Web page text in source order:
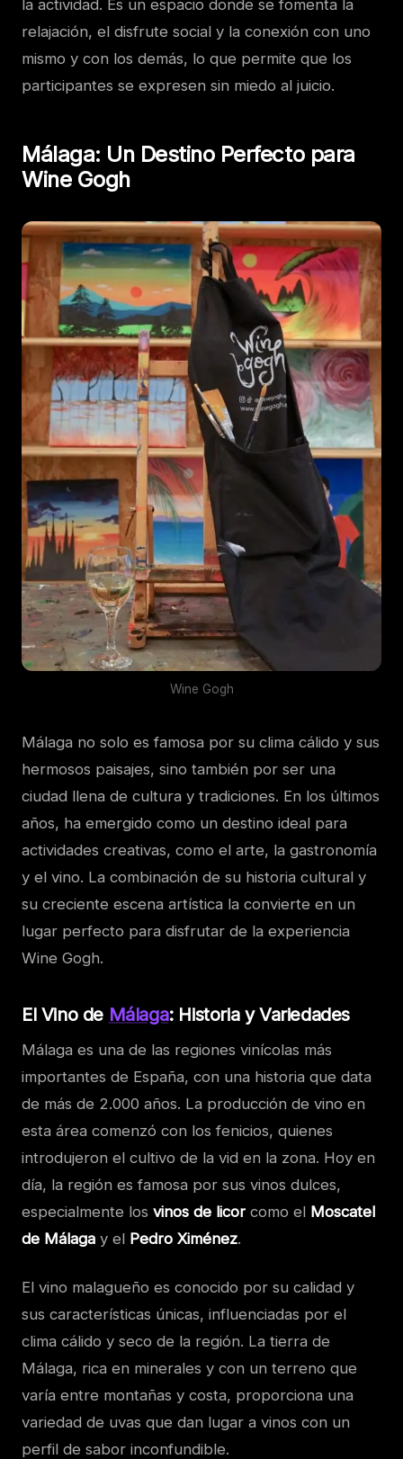
la actividad. Es un espacio donde se fomenta la
relajación, el disfrute social y la conexión con uno
mismo y con los demás, lo que permite que los
participantes se expresen sin miedo al juicio.
Málaga: Un Destino Perfecto para
Wine Gogh
Wine Gogh
Málaga no solo es famosa por su clima cálido y sus
hermosos paisajes, sino también por ser una
ciudad llena de cultura y tradiciones. En los últimos
años, ha emergido como un destino ideal para
actividades creativas, como el arte, la gastronomía
y el vino. La combinación de su historia cultural y
su creciente escena artística la convierte en un
lugar perfecto para disfrutar de la experiencia
Wine Gogh.
El Vino de Málaga: Historia y Variedades
Málaga es una de las regiones vinícolas más
importantes de España, con una historia que data
de más de 2.000 años. La producción de vino en
esta área comenzó con los fenicios, quienes
introdujeron el cultivo de la vid en la zona. Hoy en
día, la región es famosa por sus vinos dulces,
especialmente los vinos de licor como el Moscatel
de Málaga y el Pedro Ximénez.
El vino malagueño es conocido por su calidad y
sus características únicas, influenciadas por el
clima cálido y seco de la región. La tierra de
Málaga, rica en minerales y con un terreno que
varía entre montañas y costa, proporciona una
variedad de uvas que dan lugar a vinos con un
perfil de sabor inconfundible.